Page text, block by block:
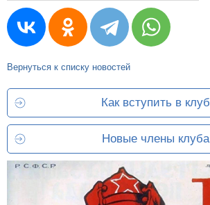
Вернуться к списку новостей
Как вступить в клуб
Новые члены клуба